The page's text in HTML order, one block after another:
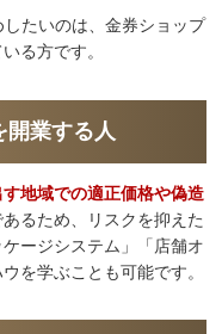
たいのは、金券ショップ
る方です。
開業する人
す地域での適正価格や偽造
るため、リスクを抑えた
ージシステム」「店舗オ
を学ぶことも可能です。